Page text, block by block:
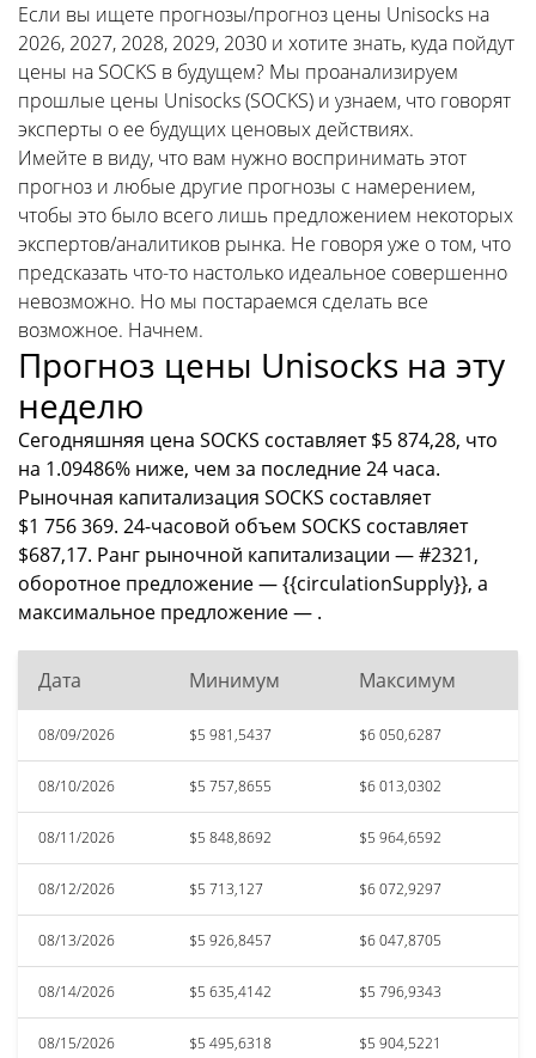
Если вы ищете прогнозы/прогноз цены Unisocks на
2026, 2027, 2028, 2029, 2030 и хотите знать, куда пойдут
цены на SOCKS в будущем? Мы проанализируем
прошлые цены Unisocks (SOCKS) и узнаем, что говорят
эксперты о ее будущих ценовых действиях.
Имейте в виду, что вам нужно воспринимать этот
прогноз и любые другие прогнозы с намерением,
чтобы это было всего лишь предложением некоторых
экспертов/аналитиков рынка. Не говоря уже о том, что
предсказать что-то настолько идеальное совершенно
невозможно. Но мы постараемся сделать все
возможное. Начнем.
Прогноз цены Unisocks на эту
неделю
Сегодняшняя цена SOCKS составляет $5 874,28, что
на 1.09486% ниже, чем за последние 24 часа.
Рыночная капитализация SOCKS составляет
$1 756 369. 24-часовой объем SOCKS составляет
$687,17. Ранг рыночной капитализации — #2321,
оборотное предложение — {{circulationSupply}}, а
максимальное предложение — .
Дата Минимум Максимум
08/09/2026 $5 981,5437 $6 050,6287
08/10/2026 $5 757,8655 $6 013,0302
08/11/2026 $5 848,8692 $5 964,6592
08/12/2026 $5 713,127 $6 072,9297
08/13/2026 $5 926,8457 $6 047,8705
08/14/2026 $5 635,4142 $5 796,9343
08/15/2026 $5 495,6318 $5 904,5221